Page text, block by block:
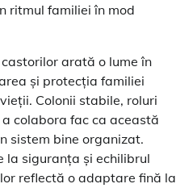
ritmul familiei în mod
arată o lume în
și protecția familiei
Colonii stabile, roluri
colabora fac ca această
sistem bine organizat.
la siguranța și echilibrul
reflectă o adaptare fină la